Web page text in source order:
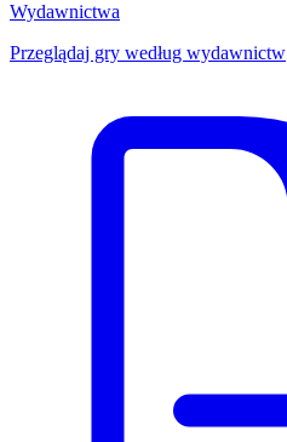
Wydawnictwa
Przeglądaj gry według wydawnictw